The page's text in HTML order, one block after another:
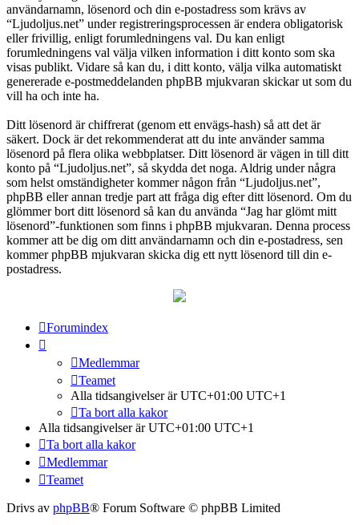
användarnamn, lösenord och din e-postadress som krävs av
“Ljudoljus.net” under registreringsprocessen är endera obligatorisk
eller frivillig, enligt forumledningens val. Du kan enligt
forumledningens val välja vilken information i ditt konto som ska
visas publikt. Vidare så kan du, i ditt konto, välja vilka automatiskt
genererade e-postmeddelanden phpBB mjukvaran skickar ut som du
vill ha och inte ha.
Ditt lösenord är chiffrerat (genom ett envägs-hash) så att det är
säkert. Dock är det rekommenderat att du inte använder samma
lösenord på flera olika webbplatser. Ditt lösenord är vägen in till ditt
konto på “Ljudoljus.net”, så skydda det noga. Aldrig under några
som helst omständigheter kommer någon från “Ljudoljus.net”,
phpBB eller annan tredje part att fråga dig efter ditt lösenord. Om du
glömmer bort ditt lösenord så kan du använda “Jag har glömt mitt
lösenord”-funktionen som finns i phpBB mjukvaran. Denna process
kommer att be dig om ditt användarnamn och din e-postadress, sen
kommer phpBB mjukvaran skicka dig ett nytt lösenord till din e-
postadress.
Forumindex
Medlemmar
Teamet
Alla tidsangivelser är UTC+01:00 UTC+1
Ta bort alla kakor
Alla tidsangivelser är UTC+01:00 UTC+1
Ta bort alla kakor
Medlemmar
Teamet
Drivs av phpBB® Forum Software © phpBB Limited